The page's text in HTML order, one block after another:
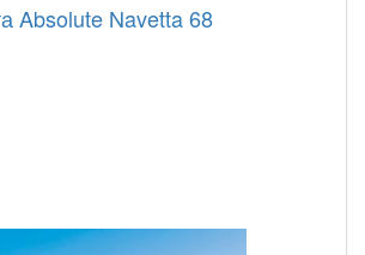
Absolute Navetta 68